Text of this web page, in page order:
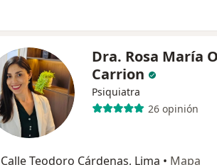
Dra. Rosa María
Carrion
Psiquiatra
26 opinión
Calle Teodoro Cárdenas, Lima • Mapa